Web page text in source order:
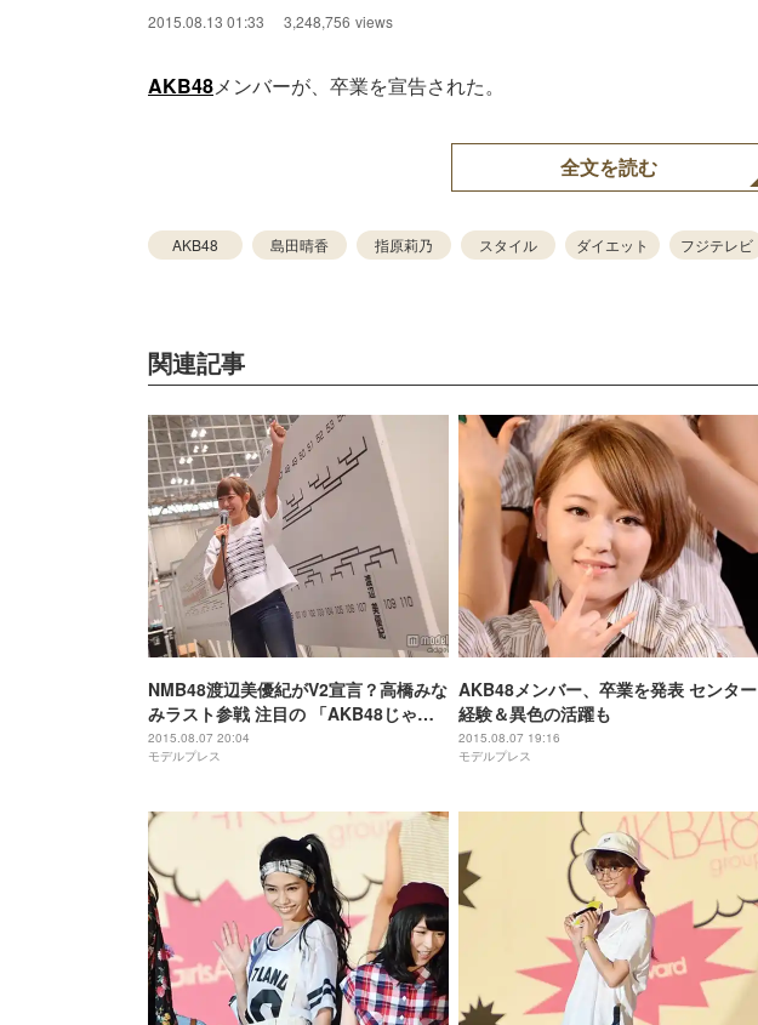
2015.08.13 01:33 3,248,756 views
AKB48メンバーが、卒業を宣告された。
全文を読む
AKB48 島田晴香 指原莉乃 スタイル ダイエット フジテレビ
関連記事
NMB48渡辺美優紀がV2宣言？高橋みな
みラスト参戦 注目の 「AKB48じゃん
けん大会」組合せ決定
2015.08.07 20:04
モデルプレス
AKB48メンバー、卒業を発表 センター
経験＆異色の活躍も
2015.08.07 19:16
モデルプレス